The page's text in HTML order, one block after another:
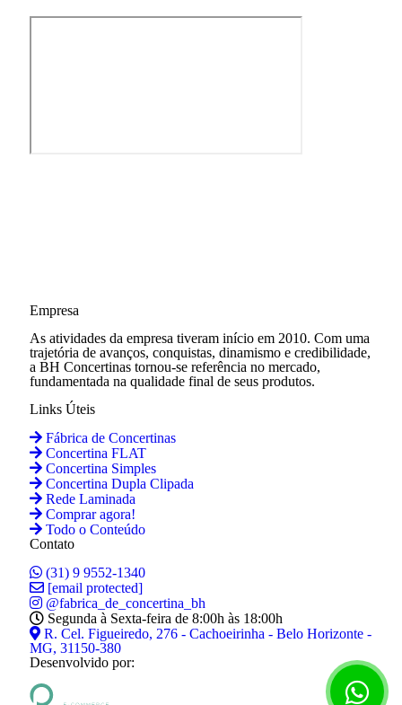
Empresa
As atividades da empresa tiveram início em 2010. Com uma
trajetória de avanços, conquistas, dinamismo e credibilidade,
a BH Concertinas tornou-se referência no mercado,
fundamentada na qualidade final de seus produtos.
Links Úteis
Fábrica de Concertinas
Concertina FLAT
Concertina Simples
Concertina Dupla Clipada
Rede Laminada
Comprar agora!
Todo o Conteúdo
Contato
(31) 9 9552-1340
[email protected]
@fabrica_de_concertina_bh
Segunda à Sexta-feira de 8:00h às 18:00h
R. Cel. Figueiredo, 276 - Cachoeirinha - Belo Horizonte -
MG, 31150-380
Desenvolvido por: